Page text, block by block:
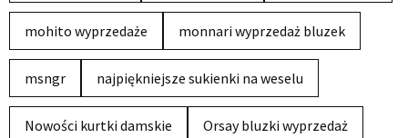
mohito wyprzedaże monnari wyprzedaż bluzek
msngr najpiękniejsze sukienki na weselu
Nowości kurtki damskie Orsay bluzki wyprzedaż